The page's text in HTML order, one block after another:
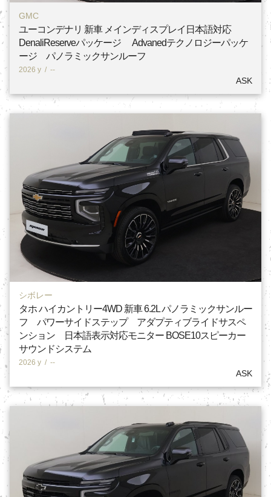
GMC
ユーコンデナリ 新車 メインディスプレイ日本語対応
DenaliReserveパッケージ Advanedテクノロジーパッケ
ージ パノラミックサンルーフ
2026 y / --
ASK
シボレー
タホ ハイカントリー4WD 新車 6.2L パノラミックサンルー
フ パワーサイドステップ アダプティブライドサスペ
ンション 日本語表示対応モニター BOSE10スピーカー
サウンドシステム
2026 y / --
ASK